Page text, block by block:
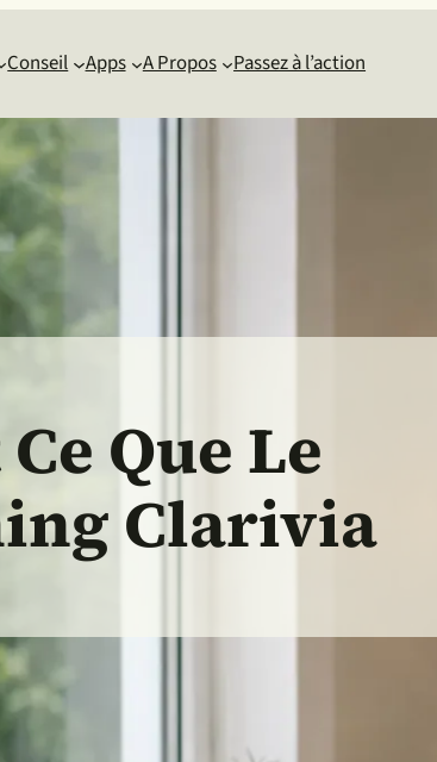
Conseil Apps A Propos Passez à l’action
Ce Que Le
Clarivia